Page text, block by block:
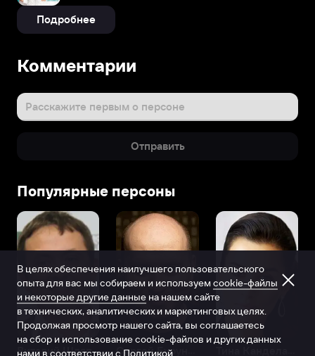
Подробнее
Комментарии
Расскажите первым о персоне
Отправить
Популярные персоны
Виталий Шляппо
В целях обеспечения наилучшего пользовательского
опыта для вас мы собираем и используем cookie-файлы
и некоторые другие данные на нашем сайте
в технических, аналитических и маркетинговых целях.
Продолжая просмотр нашего сайта, вы соглашаетесь
на сбор и использование cookie-файлов и других данных
нами в соответствии с Политикой